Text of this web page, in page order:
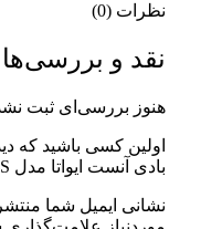
نظرات (0)
نقد و بررسی‌ها
هنوز بررسی‌ای ثبت
اولین کسی باشید که
بادی آنست ایواتا مدل W-101-S”
نشانی ایمیل شما